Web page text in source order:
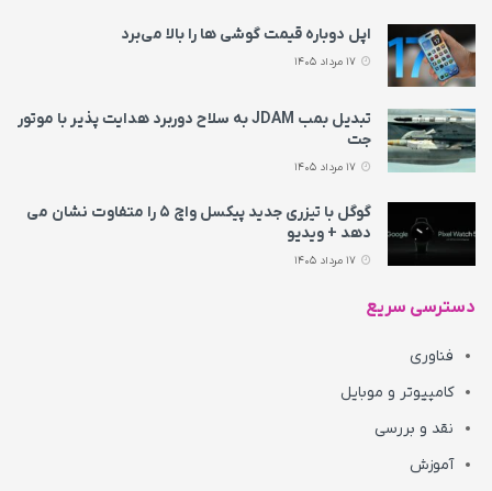
اپل دوباره قیمت‌ گوشی ها را بالا می‌برد
تبدیل بمب JDAM به سلاح دوربرد هدایت پذیر با موتور
جت
گوگل با تیزری جدید پیکسل واچ ۵ را متفاوت نشان می‌
دهد + ویدیو
دسترسی سریع
فناوری
کامپیوتر و موبایل
نقد و بررسی
آموزش